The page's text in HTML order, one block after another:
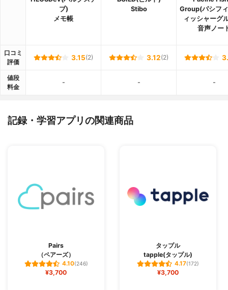
ブ)
メモ帳
Stibo
Group(パシフ
ィッシャーグ
音声ノー
口コミ
評価
3.15(2) 3.12(2)
値段
料金
- - -
記録・学習アプリの関連商品
Pairs
（ペアーズ）
4.10(246)
¥3,700
タップル
tapple(タップル)
4.17(172)
¥3,700